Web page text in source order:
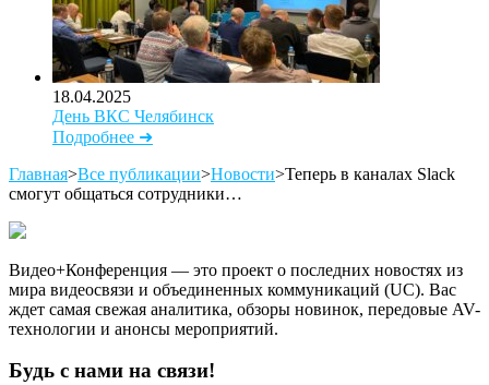
18.04.2025
День ВКС Челябинск
Подробнее ➜
Главная>Все публикации>Новости>Теперь в каналах Slack
смогут общаться сотрудники…
Видео+Конференция — это проект о последних новостях из
мира видеосвязи и объединенных коммуникаций (UC). Вас
ждет самая свежая аналитика, обзоры новинок, передовые AV-
технологии и анонсы мероприятий.
Будь с нами на связи!